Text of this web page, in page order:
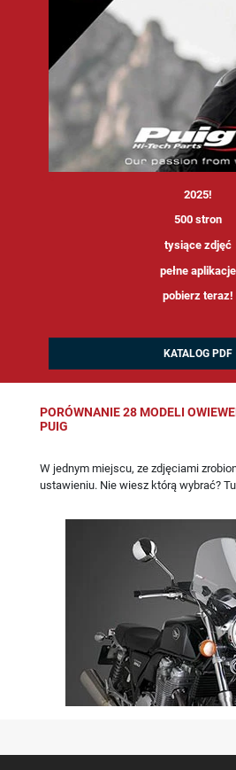
2025!
500 stron
tysiące zdjęć
pełne aplikacje
pobierz teraz!
KATALOG PDF
PORÓWNANIE 28 MODELI
PUIG
W jednym miejscu, ze zdjęciami
ustawieniu. Nie wiesz którą wybrać?